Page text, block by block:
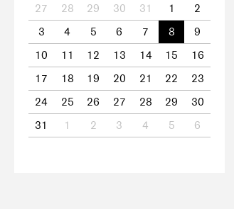
27
28 29 30 31 1
2
3
4 5 6 7 8
9
10
11 12 13 14 15
16
17
18 19 20 21 22
23
24
25 26 27 28 29
30
31
1 2 3 4 5 6